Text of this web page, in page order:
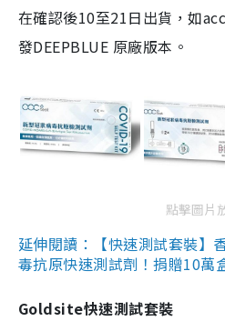
在確認後10至21日出貨，如
發DEEPBLUE 原廠版本。
點擊圖片
延伸閱讀：【快速測試套裝】
毒抗原快速測試劑！捐贈10萬
Goldsite快速測試套裝